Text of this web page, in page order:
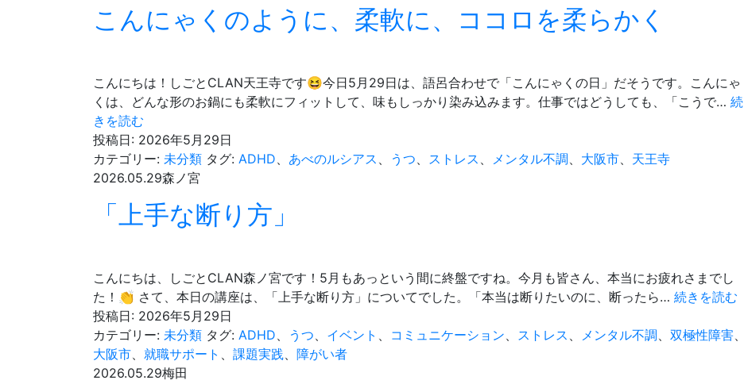
て
か
な…」
思
た
な
た
こんにゃくのように、柔軟に、ココロを柔らかく
こんにちは！しごとCLAN天王寺です😆今日5月29日は、語呂合わせで「こんにゃくの日」だそうです。こんにゃ
くは、どんな形のお鍋にも柔軟にフィットして、味もしっかり染み込みます。仕事ではどうしても、「こうで… 続
きを読む
ん
に
ゃ
の
に、
柔
軟
に、
コ
コ
投稿日: 2026年5月29日
カテゴリー: 未分類 タグ: ADHD、 あべのルシアス 、 うつ、 ストレス 、 メンタル不調、 大阪市、 天王寺
2026.05.29森ノ宮
「上手な断り方」
こんにちは、しごとCLAN森ノ宮です！5月もあっという間に終盤ですね。今月も皆さん、本当にお疲れさまでし
た！👏 さて、本日の講座は、「上手な断り方」についてでした。「本当は断りたいのに、断ったら… 続きを読む
投稿日: 2026年5月29日
カテゴリー: 未分類 タグ: ADHD、 うつ、 イベント 、 コミュニケーション、 ストレス 、 メンタル不調、 双極性障害、
大阪市、 就職サポート 、 課題実践、 障がい者
2026.05.29梅田